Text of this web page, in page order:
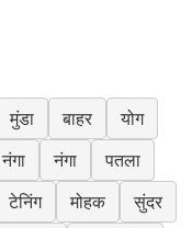
मुंडा बाहर
योग
नंगा नंगा
पतला
टेनिंग मोहक
सुंदर